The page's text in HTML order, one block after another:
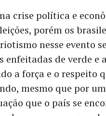
crise política e
porém os
nesse evento
enfeitadas de verde e
a força e o respeito
mesmo que por
que o país se